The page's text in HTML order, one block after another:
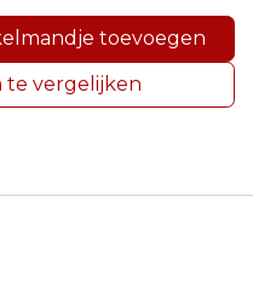
toevoegen
te vergelijken